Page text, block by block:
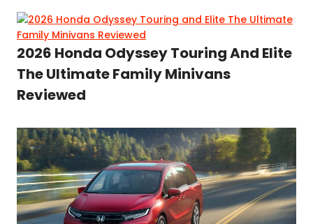
2026 Honda Odyssey Touring And Elite
The Ultimate Family Minivans
Reviewed